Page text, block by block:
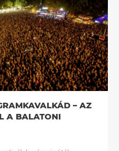
– AZ
A BALATONI